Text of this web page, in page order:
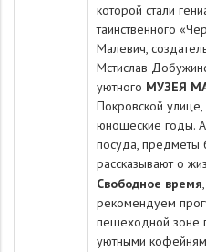
которой стали
таинственного
Малевич,
Мстислав
уютного МУЗЕЯ
Покровской
юношеские годы.
посуда, предметы
рассказывают о
Свободное время
рекомендуем
пешеходной зоне
уютными